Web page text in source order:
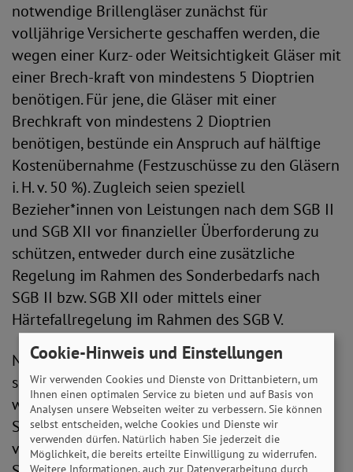
notwendige Brillengläser zunächst für
volljährige Versicherte geschaffen werden, die
wegen einer Kurz- oder Weitsichtigkeit Gläser mit
einer Brech-kraft von mindestens 5 Dioptrien
benötigen. Für jene, die Gläser mit einer
Brechkraft von mindestens 2 Dioptrien
benötigen, bestünde ein Anspruch auf hälftige
Kostenübernahme (Festzuschüsse zu den Gläsern
i. H. v. 50 %). Zugleich seien speziell
Bezieher*innen von Leistungen nach dem SGB II
und SGB XII vor finanzieller Überforderung zu
schützen, entweder durch eine zusätzliche
Regelung im Rahmen des Sonderbedarfs nach
SGB II bzw. SGB XII oder mittels einer
Härtefallregelung im Rahmen des SGB V.
Nach den Vorstellungen der Fraktion der FDP
sollen hingegen ärztlich verordnete Sehhilfen
wie Brillengestelle und Gläser, zusätzliche
Sonnenbrillen in Sehstärke und Kontaktlinsen
von den gesetzlichen Krankenkassen künftig als
Cookie-Hinweis und Einstellungen
Wir verwenden Cookies und Dienste von Drittanbietern, um
Ihnen einen optimalen Service zu bieten und auf Basis von
Analysen unsere Webseiten weiter zu verbessern. Sie können
selbst entscheiden, welche Cookies und Dienste wir
verwenden dürfen. Natürlich haben Sie jederzeit die
Möglichkeit, die bereits erteilte Einwilligung zu widerrufen.
Weitere Informationen, auch zur Datenverarbeitung durch